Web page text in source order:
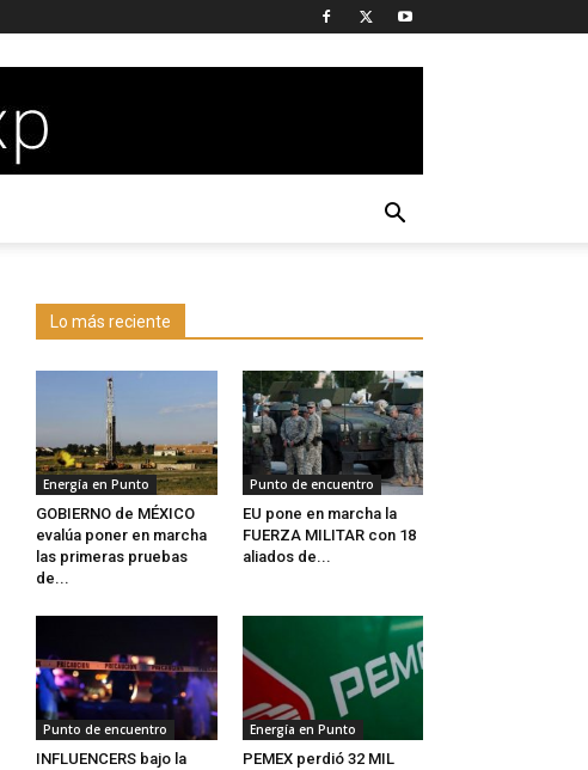
Lo más reciente
Energía en Punto
GOBIERNO de MÉXICO
evalúa poner en marcha
las primeras pruebas
de...
Punto de encuentro
EU pone en marcha la
FUERZA MILITAR con 18
aliados de...
Punto de encuentro
INFLUENCERS bajo la
Energía en Punto
PEMEX perdió 32 MIL